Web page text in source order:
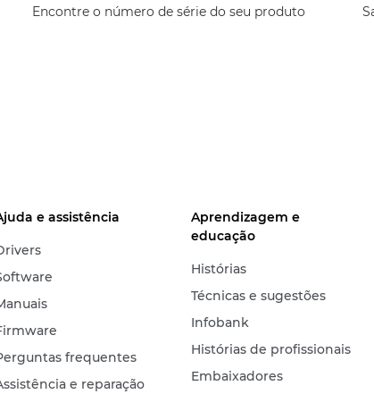
Encontre o número de série do seu produto
e assistência
frequentes
e reparação
Aprendizagem e
educação
Histórias
Técnicas e sugestões
Infobank
Histórias de profissionais
Embaixadores